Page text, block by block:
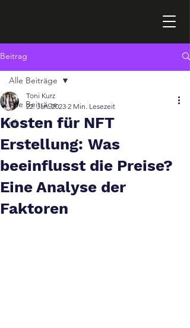
Beitrag
Alle Beiträge
nft
Alle Beiträge
Kosten für NFT
Erstellung: Was
beeinflusst die Preise?
Eine Analyse der
Faktoren
Toni Kurz
22. Jan. 2023 2 Min. Lesezeit